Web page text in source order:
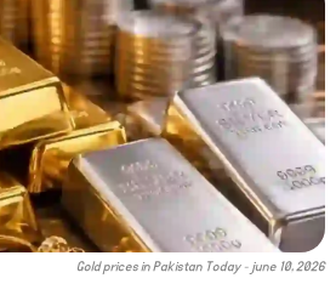
Gold prices in Pakistan Today - june 10, 2026